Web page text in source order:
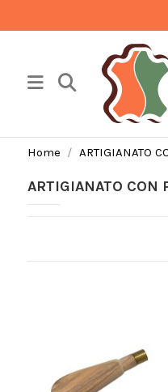
Home ARTIGIANATO
ARTIGIANATO CON